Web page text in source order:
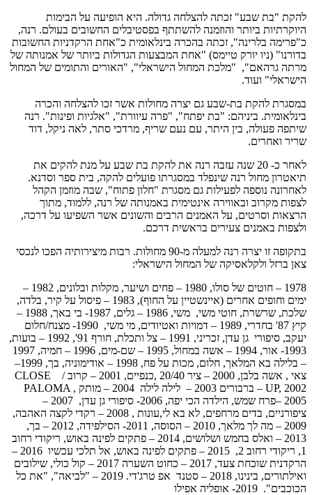
להקת "בת שבע" זכתה להצלחה גדולה. היא הופיעה על הבימות
היוקרתיות ביותר והוזמנה להשתתף בפסטיבלים החשובים בעולם. רנה,
כ"פרימה בלרינה", זכתה בהכרה בינלאומית כ"אחת הרקדניות החשובות
בדורנו" (ניו יורק טיימס) "אחת המבצעות הגדולות ביותר של אמנותה של
מרתה גרהאם", "מלכת המחול הישראלי", "האורים והתומים של המחול
הישראלי" ועוד.
במסגרת להקת בת-שבע גם יצרה מחולות אשר זכו להצלחה והכרה
בינלאומית. ביניהם: "בת יפתח", "פרה עיוורת", "אלגיות ופינות". רנה
שיתפה פעולה, בין היתר, עם נעם שריף, מרדכי סתר, לאה ניקל, דוד
שריר ואחרים.
לאחר כ- 20 שנה עזבה רנה את להקת בת שבע על מנת להקים את
תיאטרון מחול רנה שינפלד במסגרתו פועלים להקה, בית ספר וסדנא.
לאחרונה נוספה לפעילות גם מסגרת "חלון פתוח", שבה מוזמן הקהל
לצפות מקרוב ובאווירה אינטימית באמנותה של רנה, ללמוד, מתוך
הרצאות וסרטים, על האמנים הרבים והשונים אשר השפיעו על דרכה,
ולצפות באמנים צעירים בראשית דרכם.
בתקופה זו יצרה רנה למעלה מ-90 מחולות. רבות מיצירותיה הפכו לנכסי
צאן ברזל ולקלאסיקה של המחול הישראלי:
1978 – חוטים של סולו, 1980 – פחים ושיער, מקלות ובלונים, 1982 –
ימים וחופים אחרים (איינשטיין על החוף), 1983 – פיסול על קיר, בלדה,
שלכת, שרשרת, חוטי משי, משי, 1986 – גלים, 1987- בי באך, 1988 –
קיץ 87' בחדרי, 1989 – דמויות ואטיודים, מי משי, 1990- מצנח/חלום
יעקב, סיפורי גן עדן, זכריני, 1991 – צל ותכלת, חורף 91', 1992 – בועות,
1993- אור, 1994 – אשה במחול, 1995 – שם-מים, 1996 – חמיה, 1997
– בלילה בא המלאך, חלום, מכות על פח, 1998 – אודימוניה, בך, 1999–
צאי , אשה בלבן, 2000 – ציר 20/40 ,כנפיים, 2001 – קרוב / CLOSE
UP, 2002 – ברבורים 2003 – לילה לילה 2004 – מותק PALOMA ,
2005 –פרח שמש, הילדה הכי יפה, 2006- סיפורי גן עדן, 2007 –
ציפורניים, בדים מרחפים, לא בא לי,עונות , 2008 – רקדי לקצה האהבה,
2009 – מה לך מלאך, 2010 – הסוסה, 2011- הסילפידה, 2012 – בך,
2013 – ואלס בחמש ושלושים, 2014 – פתקים לפינה באוש, ריקודי רחוב
1, ריקודי רחוב 2, 2015 – פתקים לפינה באוש, אל תלכי עכשיו 2016 –
הרקדנית שוכחת צעד, 2017 – כחוט השערה 2017 – קול כולי, שילובים
ואילתורים, בינינו, 2018 – סטנד אפ טרג'די. 2019 – "לביאה", "את כל
הכוכבים". 2019- אופליה אפילו